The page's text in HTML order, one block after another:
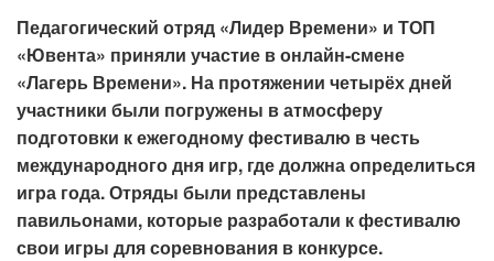
Педагогический отряд «Лидер Времени» и ТОП
«Ювента» приняли участие в онлайн-смене
«Лагерь Времени». На протяжении четырёх дней
участники были погружены в атмосферу
подготовки к ежегодному фестивалю в честь
международного дня игр, где должна определиться
игра года. Отряды были представлены
павильонами, которые разработали к фестивалю
свои игры для соревнования в конкурсе.